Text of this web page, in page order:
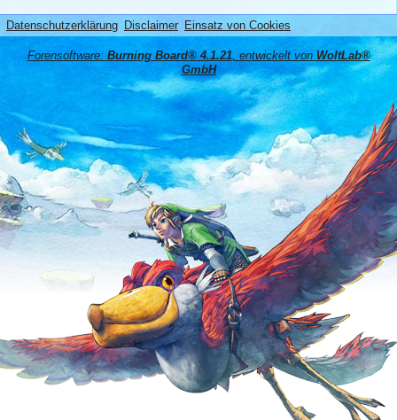
Datenschutzerklärung Disclaimer Einsatz von Cookies
Forensoftware: Burning Board® 4.1.21, entwickelt von WoltLab®
GmbH